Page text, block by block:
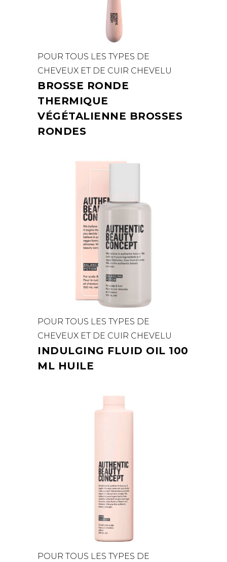
POUR TOUS LES TYPES DE
CHEVEUX ET DE CUIR CHEVELU
BROSSE RONDE
THERMIQUE
VÉGÉTALIENNE BROSSES
RONDES
POUR TOUS LES TYPES DE
CHEVEUX ET DE CUIR CHEVELU
INDULGING FLUID OIL 100
ML HUILE
POUR TOUS LES TYPES DE